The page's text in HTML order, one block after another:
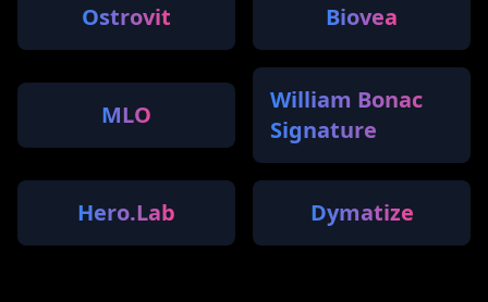
Ostrovit Biovea
MLO
William Bonac
Signature
Hero.Lab Dymatize